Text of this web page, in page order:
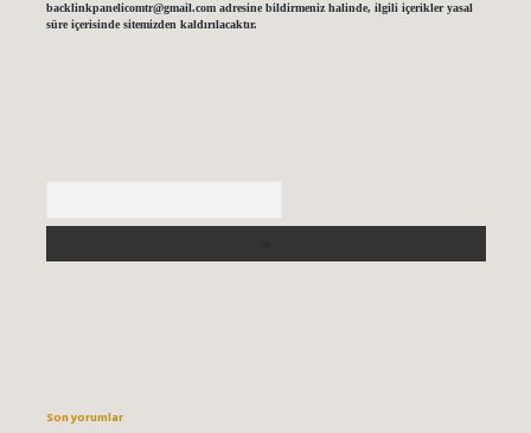
backlinkpanelicomtr@gmail.comadresine bildirmeniz halinde, ilgili içerikler yasal
süre içerisinde sitemizden kaldırılacaktır.
Son yorumlar